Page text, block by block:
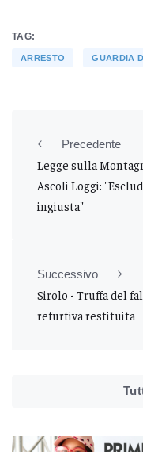
TAG:
ARRESTO GUARDIA
Precedente
Legge sulla
Ascoli Loggi:
ingiusta"
Successivo
Sirolo - Truffa del
refurtiva restituita